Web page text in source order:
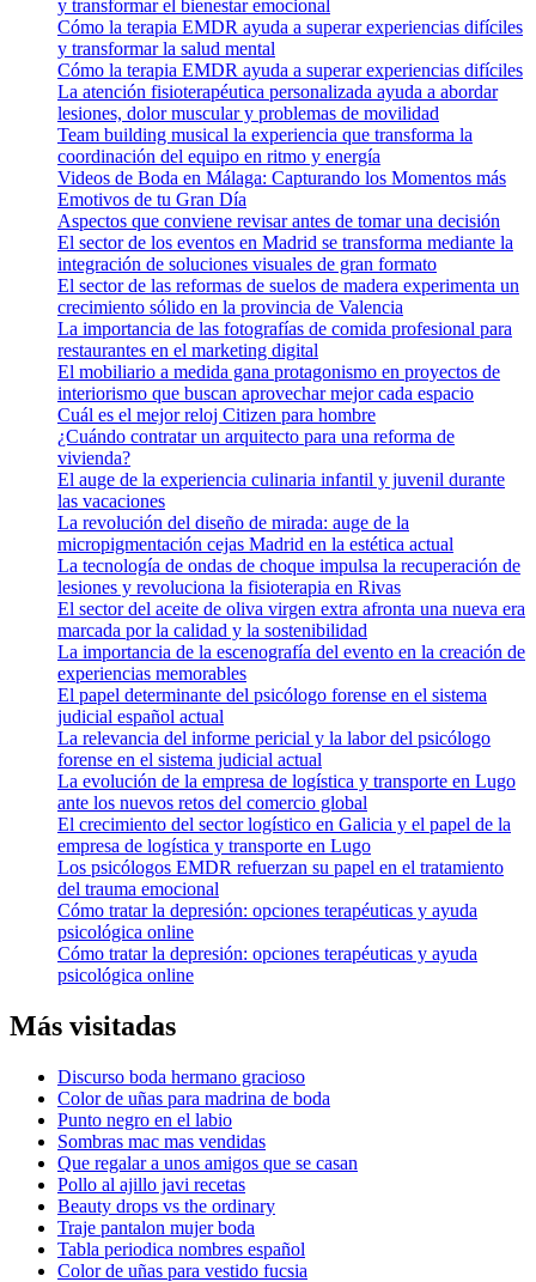
y transformar el bienestar emocional
Cómo la terapia EMDR ayuda a superar experiencias difíciles
y transformar la salud mental
Cómo la terapia EMDR ayuda a superar experiencias difíciles
La atención fisioterapéutica personalizada ayuda a abordar
lesiones, dolor muscular y problemas de movilidad
Team building musical la experiencia que transforma la
coordinación del equipo en ritmo y energía
Videos de Boda en Málaga: Capturando los Momentos más
Emotivos de tu Gran Día
Aspectos que conviene revisar antes de tomar una decisión
El sector de los eventos en Madrid se transforma mediante la
integración de soluciones visuales de gran formato
El sector de las reformas de suelos de madera experimenta un
crecimiento sólido en la provincia de Valencia
La importancia de las fotografías de comida profesional para
restaurantes en el marketing digital
El mobiliario a medida gana protagonismo en proyectos de
interiorismo que buscan aprovechar mejor cada espacio
Cuál es el mejor reloj Citizen para hombre
¿Cuándo contratar un arquitecto para una reforma de
vivienda?
El auge de la experiencia culinaria infantil y juvenil durante
las vacaciones
La revolución del diseño de mirada: auge de la
micropigmentación cejas Madrid en la estética actual
La tecnología de ondas de choque impulsa la recuperación de
lesiones y revoluciona la fisioterapia en Rivas
El sector del aceite de oliva virgen extra afronta una nueva era
marcada por la calidad y la sostenibilidad
La importancia de la escenografía del evento en la creación de
experiencias memorables
El papel determinante del psicólogo forense en el sistema
judicial español actual
La relevancia del informe pericial y la labor del psicólogo
forense en el sistema judicial actual
La evolución de la empresa de logística y transporte en Lugo
ante los nuevos retos del comercio global
El crecimiento del sector logístico en Galicia y el papel de la
empresa de logística y transporte en Lugo
Los psicólogos EMDR refuerzan su papel en el tratamiento
del trauma emocional
Cómo tratar la depresión: opciones terapéuticas y ayuda
psicológica online
Cómo tratar la depresión: opciones terapéuticas y ayuda
psicológica online
Más visitadas
Discurso boda hermano gracioso
Color de uñas para madrina de boda
Punto negro en el labio
Sombras mac mas vendidas
Que regalar a unos amigos que se casan
Pollo al ajillo javi recetas
Beauty drops vs the ordinary
Traje pantalon mujer boda
Tabla periodica nombres español
Color de uñas para vestido fucsia